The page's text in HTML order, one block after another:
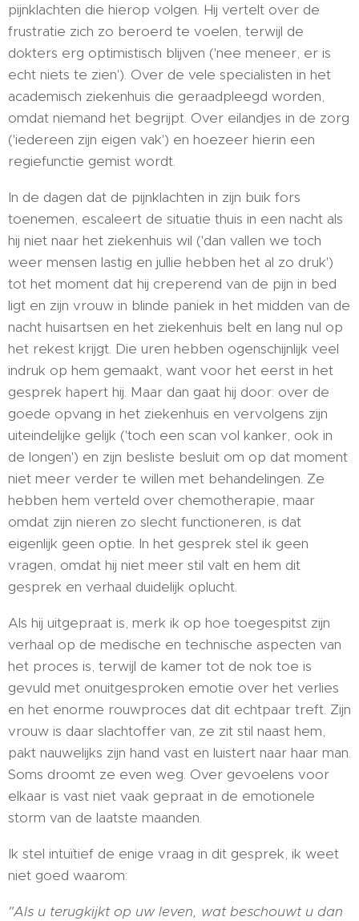
pijnklachten die hierop volgen. Hij vertelt over de
frustratie zich zo beroerd te voelen, terwijl de
dokters erg optimistisch blijven ('nee meneer, er is
echt niets te zien'). Over de vele specialisten in het
academisch ziekenhuis die geraadpleegd worden,
omdat niemand het begrijpt. Over eilandjes in de zorg
('iedereen zijn eigen vak') en hoezeer hierin een
regiefunctie gemist wordt.
In de dagen dat de pijnklachten in zijn buik fors
toenemen, escaleert de situatie thuis in een nacht als
hij niet naar het ziekenhuis wil ('dan vallen we toch
weer mensen lastig en jullie hebben het al zo druk')
tot het moment dat hij creperend van de pijn in bed
ligt en zijn vrouw in blinde paniek in het midden van de
nacht huisartsen en het ziekenhuis belt en lang nul op
het rekest krijgt. Die uren hebben ogenschijnlijk veel
indruk op hem gemaakt, want voor het eerst in het
gesprek hapert hij. Maar dan gaat hij door: over de
goede opvang in het ziekenhuis en vervolgens zijn
uiteindelijke gelijk ('toch een scan vol kanker, ook in
de longen') en zijn besliste besluit om op dat moment
niet meer verder te willen met behandelingen. Ze
hebben hem verteld over chemotherapie, maar
omdat zijn nieren zo slecht functioneren, is dat
eigenlijk geen optie. In het gesprek stel ik geen
vragen, omdat hij niet meer stil valt en hem dit
gesprek en verhaal duidelijk oplucht.
Als hij uitgepraat is, merk ik op hoe toegespitst zijn
verhaal op de medische en technische aspecten van
het proces is, terwijl de kamer tot de nok toe is
gevuld met onuitgesproken emotie over het verlies
en het enorme rouwproces dat dit echtpaar treft. Zijn
vrouw is daar slachtoffer van, ze zit stil naast hem,
pakt nauwelijks zijn hand vast en luistert naar haar man.
Soms droomt ze even weg. Over gevoelens voor
elkaar is vast niet vaak gepraat in de emotionele
storm van de laatste maanden.
Ik stel intuïtief de enige vraag in dit gesprek, ik weet
niet goed waarom:
"Als u terugkijkt op uw leven, wat beschouwt u dan